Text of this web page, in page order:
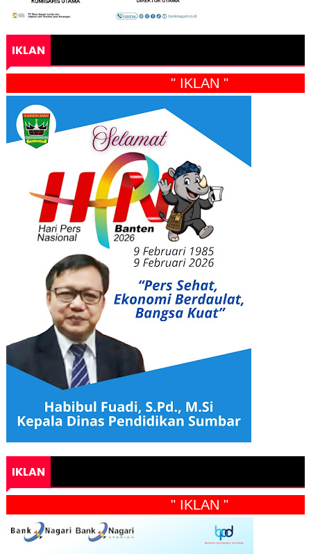
IKLAN
" IKLAN "
IKLAN
" IKLAN "